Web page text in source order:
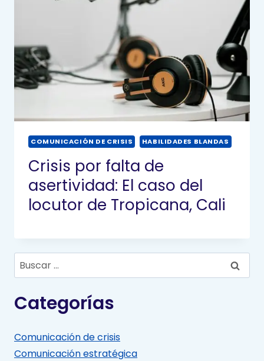
COMUNICACIÓN DE CRISIS HABILIDADES BLANDAS
Crisis por falta de
asertividad: El caso del
locutor de Tropicana, Cali
Buscar:
Categorías
Comunicación de crisis
Comunicación estratégica